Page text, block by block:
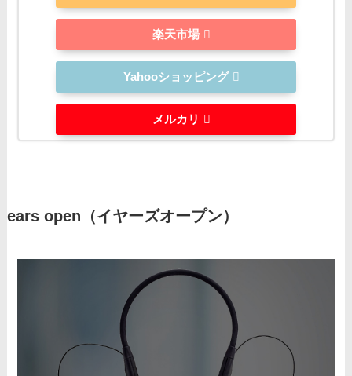
楽天市場
Yahooショッピング
メルカリ
ears open（イヤーズオープン）